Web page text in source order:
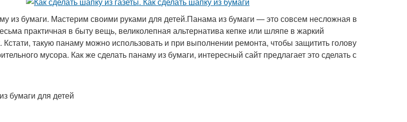
из бумаги. Мастерим своими руками для детей.Панама из бумаги — это совсем несложная в
практичная в быту вещь, великолепная альтернатива кепке или шляпе в жаркий
Кстати, такую панаму можно использовать и при выполнении ремонта, чтобы защитить голову
мусора. Как же сделать панаму из бумаги, интересный сайт предлагает это сделать с
бумаги для детей